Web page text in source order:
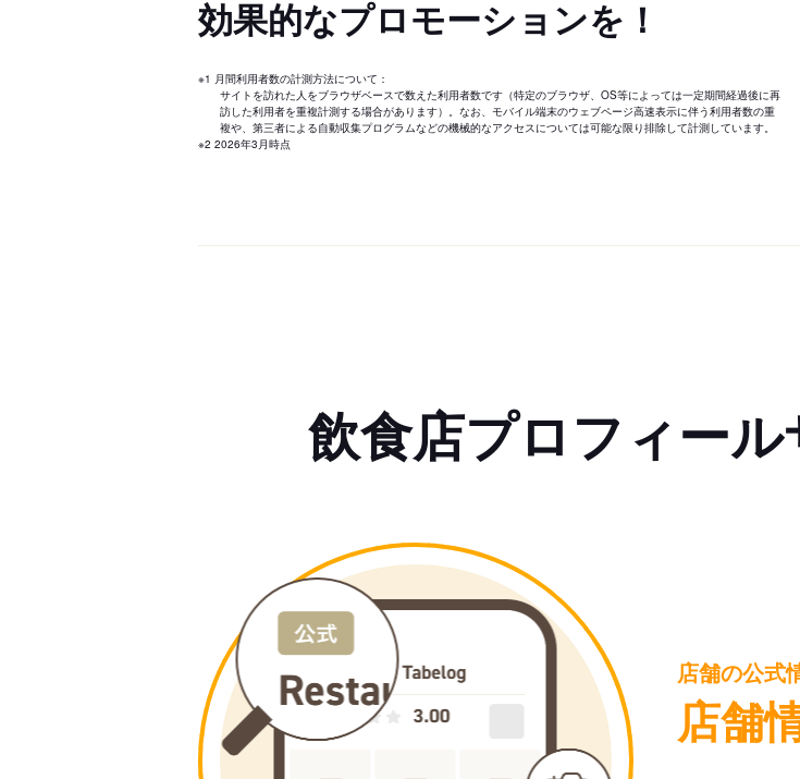
効果的なプロモーションを！
※1 月間利用者数の計測方法について：
サイトを訪れた人をブラウザベースで数えた利用者数です（特定のブラウザ、OS等によっては一定期間経過後に再
訪した利用者を重複計測する場合があります）。なお、モバイル端末のウェブページ高速表示に伴う利用者数の重
複や、第三者による自動収集プログラムなどの機械的なアクセスについては可能な限り排除して計測しています。
※2 2026年3月時点
飲食店プロフィール
店舗の公式
店舗